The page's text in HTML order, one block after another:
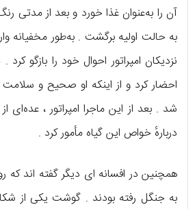
آن را به‌عنوان غذا خورد و بعد از مدتی
به حالت اولیه برگشت . به‌طور مخفیانه
نزدیکان امپراتور احوال خود را بازگو کرد .
احضار کرد و از اینکه او صحیح و
شد . بعد از این ماجرا امپراتور ، عده‌ای
دربارهٔ خواص این گیاه مأمور کرد .
همچنین در افسانه‌ ای دیگر گفته‌ اند که
به جنگل رفته بودند . گوشت یکی از